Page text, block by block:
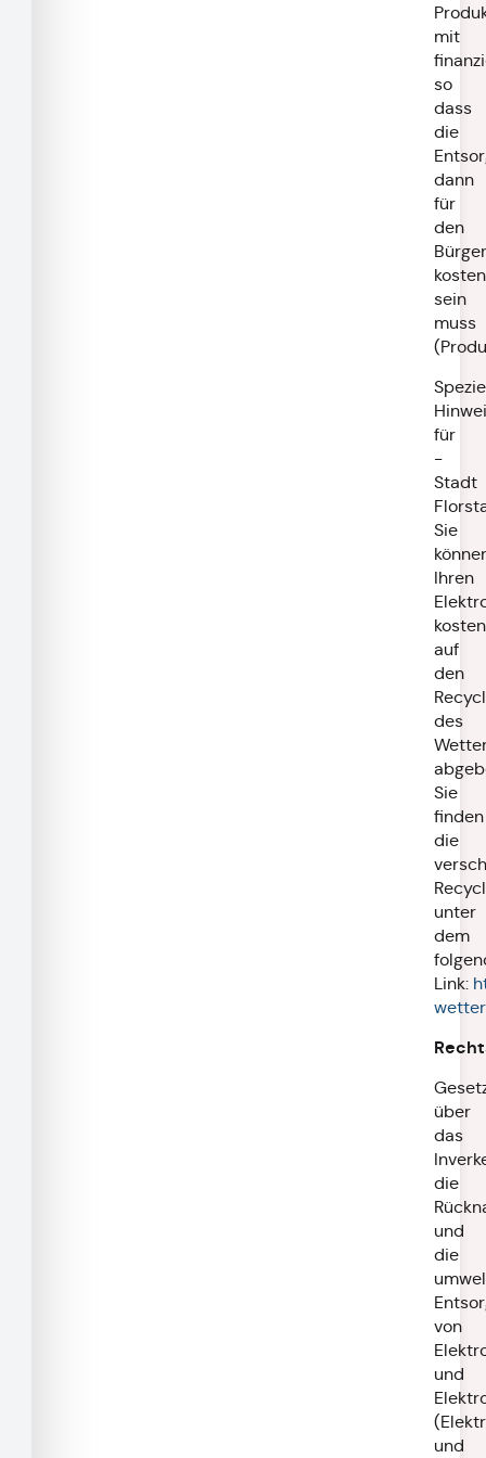
mit
so
dass
die
dann
für
den
Bürger
sein
muss
für
-
Stadt
Sie
Ihren
auf
den
des
Sie
finden
die
unter
dem
Link:
über
das
die
und
die
von
und
und